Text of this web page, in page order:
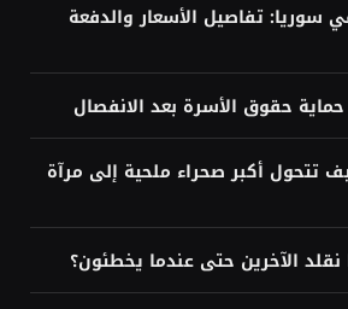
سوريا: تفاصيل الأسعار والدفعة
حقوق الأسرة بعد الانفصال
تتحول أكبر صحراء ملحية إلى مرآة
الآخرين حتى عندما يخطئون؟